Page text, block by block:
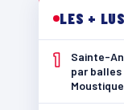
LES + LUS
1
Sainte-
par balles